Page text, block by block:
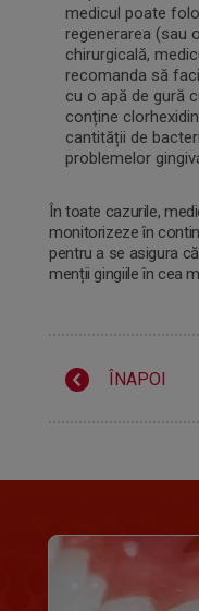
medicul poate
regenerarea (sau
chirurgicală,
recomanda să
cu o apă de gură
conține
cantității de
problemelor
În toate cazurile,
monitorizeze în
pentru a se asigura
menții gingiile în cea
ÎNAPOI